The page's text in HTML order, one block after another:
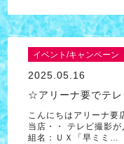
イベント/キャンペーン
2025.05.16
☆アリーナ要でテ
こんにちはアリーナ要
当店・・ テレビ撮影
組名：ＵＸ「早ミミ…